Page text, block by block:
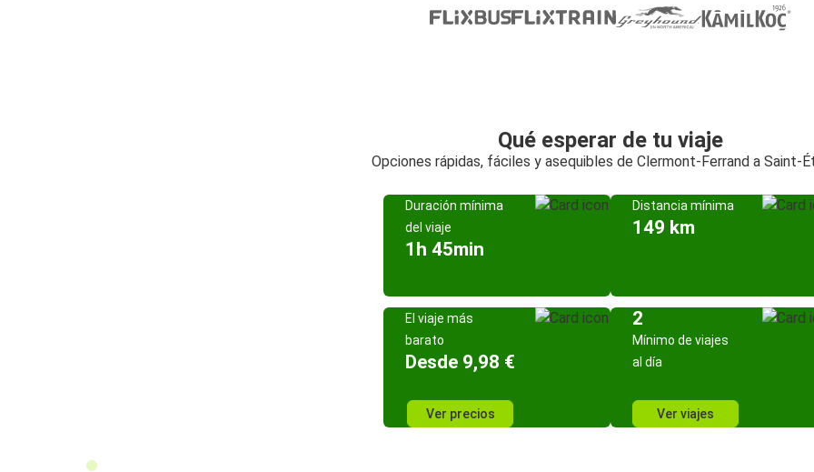
Qué esperar de tu viaje
Opciones rápidas, fáciles y asequibles de Clermont-Ferrand a Saint-
Duración mínima
del viaje
1h 45min
Distancia mínima
149 km
El viaje más
barato
Desde 9,98 €
Ver precios
2
Mínimo de viajes
al día
Ver viajes